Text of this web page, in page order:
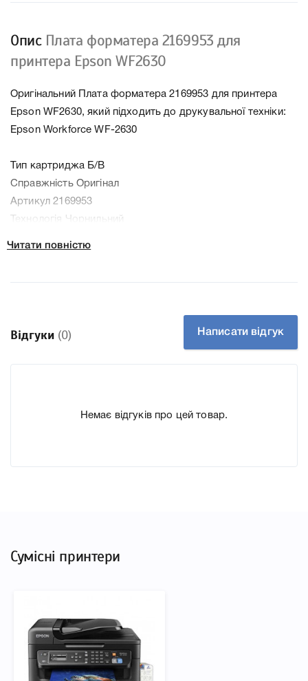
Опис Плата форматера 2169953 для
принтера Epson WF2630
Оригінальний Плата форматера 2169953 для принтера
Epson WF2630, який підходить до друкувальної техніки:
Epson Workforce WF-2630
Тип картриджа Б/В
Справжність Оригінал
Артикул 2169953
Технологія Чорнильний
форматера 2169953 для принтера Epson WF2630, що
дозволить Вам легко підтвердити правильність вибору.
Читати повністю
Відгуки (0) Написати відгук
Немає відгуків про цей товар.
Сумісні принтери